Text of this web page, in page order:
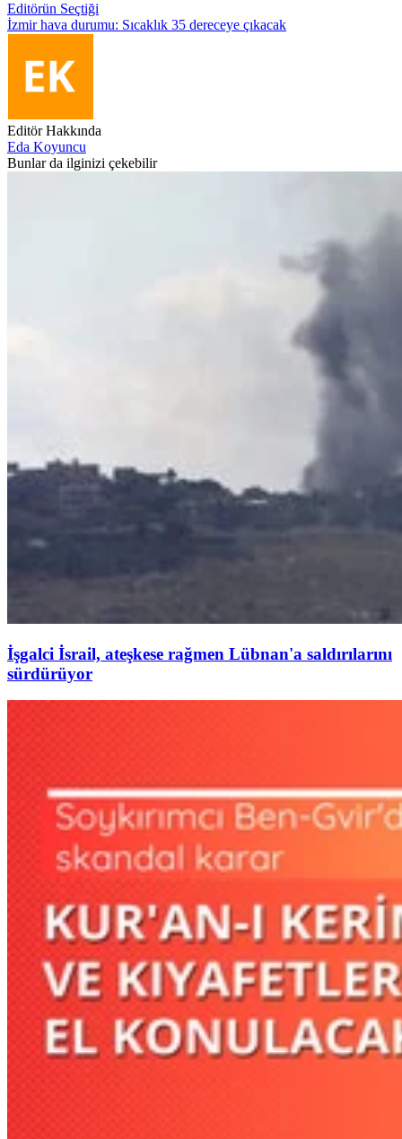
Editörün Seçtiği
İzmir hava durumu: Sıcaklık 35 dereceye çıkacak
Editör Hakkında
Eda Koyuncu
Bunlar da ilginizi çekebilir
İşgalci İsrail, ateşkese rağmen Lübnan'a saldırılarını
sürdürüyor